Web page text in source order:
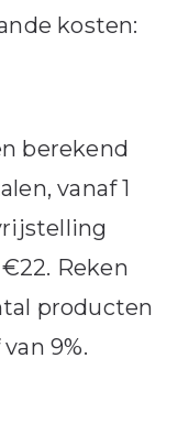
kosten:
berekend
vanaf 1
Reken
producten
9%.